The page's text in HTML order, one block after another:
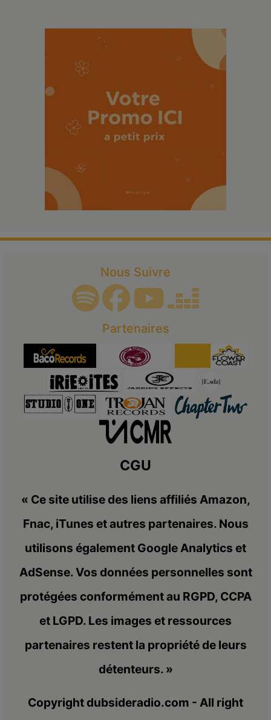
Nous Suivre
Partenaires
CGU
« Ce site utilise des liens affiliés Amazon,
Fnac, iTunes et autres partenaires. Nous
utilisons également Google Analytics et
AdSense. Vos données personnelles sont
protégées conformément au RGPD, CCPA
et LGPD. Les images et ressources
partenaires restent la propriété de leurs
détenteurs. »
Copyright dubsideradio.com - All right